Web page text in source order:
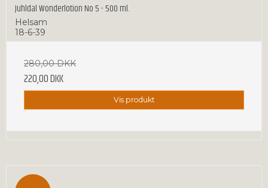
Juhldal Wonderlotion No 5 - 500 ml.
Helsam
18-6-39
280,00 DKK
220,00 DKK
Vis produkt